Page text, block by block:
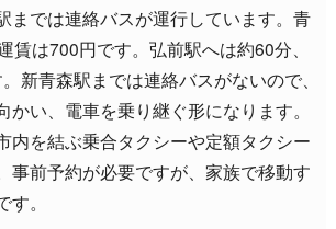
までは連絡バスが運行しています。青
賃は700円です。弘前駅へは約60分、
新青森駅までは連絡バスがないので、
かい、電車を乗り継ぐ形になります。
内を結ぶ乗合タクシーや定額タクシー
事前予約が必要ですが、家族で移動す
。